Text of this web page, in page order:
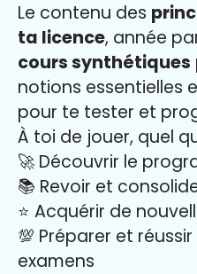
Le contenu des
ta licence, année
cours synthétiques
notions essentielles
pour te tester et
À toi de jouer, quel
🚀 Découvrir le
📚 Revoir et
⭐️ Acquérir de
💯 Préparer et
examens